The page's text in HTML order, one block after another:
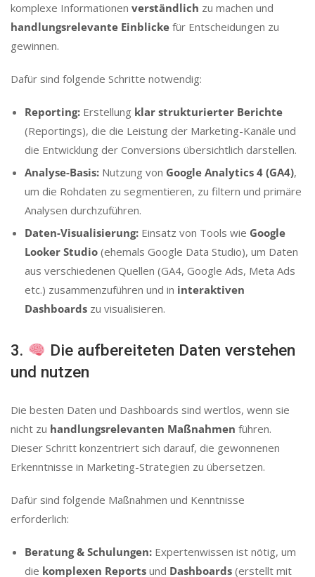
komplexe Informationen verständlich zu machen und
handlungsrelevante Einblicke für Entscheidungen zu
gewinnen.
Dafür sind folgende Schritte notwendig:
Reporting: Erstellung klar strukturierter Berichte
(Reportings), die die Leistung der Marketing-Kanäle und
die Entwicklung der Conversions übersichtlich darstellen.
Analyse-Basis: Nutzung von Google Analytics 4 (GA4),
um die Rohdaten zu segmentieren, zu filtern und primäre
Analysen durchzuführen.
Daten-Visualisierung: Einsatz von Tools wie Google
Looker Studio (ehemals Google Data Studio), um Daten
aus verschiedenen Quellen (GA4, Google Ads, Meta Ads
etc.) zusammenzuführen und in interaktiven
Dashboards zu visualisieren.
3.
Die aufbereiteten Daten verstehen
und nutzen
Die besten Daten und Dashboards sind wertlos, wenn sie
nicht zu handlungsrelevanten Maßnahmen führen.
Dieser Schritt konzentriert sich darauf, die gewonnenen
Erkenntnisse in Marketing-Strategien zu übersetzen.
Dafür sind folgende Maßnahmen und Kenntnisse
erforderlich:
Beratung & Schulungen: Expertenwissen ist nötig, um
die komplexen Reports und Dashboards (erstellt mit